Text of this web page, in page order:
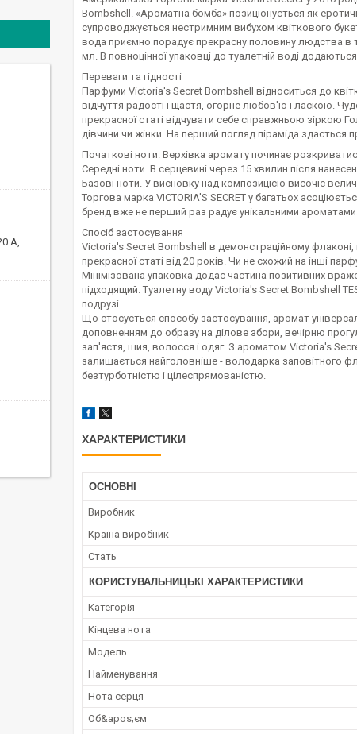
Bombshell. «Ароматна бомба» позиціонується як
супроводжується нестримним вибухом квіткового
вода приємно порадує прекрасну половину людства в
мл. В повноцінної упаковці до туалетній воді
Переваги та гідності
Парфуми Victoria's Secret Bombshell відноситься до
відчуття радості і щастя, огорне любов'ю і ласкою.
прекрасної статі відчувати себе справжньою зіркою
дівчини чи жінки. На перший погляд піраміда здасться
Початкові ноти. Верхівка аромату починає
Середні ноти. В серцевині через 15 хвилин після
Базові ноти. У висновку над композицією височіє
Торгова марка VICTORIA'S SECRET у багатьох
бренд вже не перший раз радує унікальними
Спосіб застосування
Victoria's Secret Bombshell в демонстраційному
прекрасної статі від 20 років. Чи не схожий на інші
Мінімізована упаковка додає частина позитивних
підходящий. Туалетну воду Victoria's Secret Bombshell
подрузі.
Що стосується способу застосування, аромат
доповненням до образу на ділове збори, вечірню
зап'ястя, шия, волосся і одяг. З ароматом Victoria's
залишається найголовніше - володарка заповітного
безтурботністю і цілеспрямованістю.
ХАРАКТЕРИСТИКИ
ОСНОВНІ
Виробник
Країна виробник
Стать
КОРИСТУВАЛЬНИЦЬКІ ХАРАКТЕРИСТИКИ
Категорія
Кінцева нота
Мoдель
Найменування
Нота серця
Об&apos;єм
А,